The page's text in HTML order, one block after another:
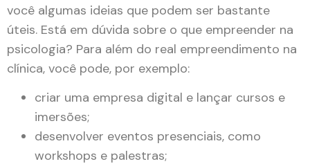
você algumas ideias que podem ser bastante
úteis. Está em dúvida sobre o que empreender na
psicologia? Para além do real empreendimento na
clínica, você pode, por exemplo:
criar uma empresa digital e lançar cursos e
imersões;
desenvolver eventos presenciais, como
workshops e palestras;